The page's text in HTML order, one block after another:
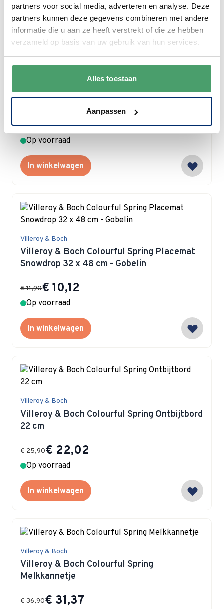
partners voor social media, adverteren en analyse. Deze
partners kunnen deze gegevens combineren met andere
informatie die u aan ze heeft verstrekt of die ze hebben
verzameld op basis van uw gebruik van hun services.
Alles toestaan
Aanpassen
In winkelwagen
Villeroy & Boch Colourful Spring Koffiekop
0.23 ltr
€ 17,77
€ 20,90
Op voorraad
In winkelwagen
Villeroy & Boch
Villeroy & Boch Colourful Spring Placemat
Snowdrop 32 x 48 cm - Gobelin
Special Price
€ 10,12
€ 11,90
Op voorraad
In winkelwagen
Villeroy & Boch
Villeroy & Boch Colourful Spring Ontbijtbord
22 cm
Special Price
€ 22,02
€ 25,90
Op voorraad
In winkelwagen
Villeroy & Boch
Villeroy & Boch Colourful Spring
Melkkannetje
Special Price
€ 31,37
€ 36,90